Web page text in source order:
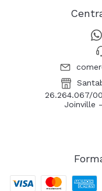
26.264.067/
Joinville